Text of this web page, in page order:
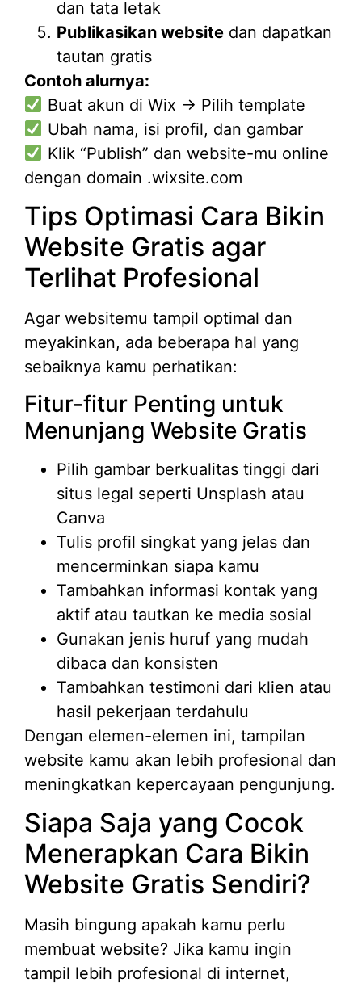
dan tata letak
Publikasikan website dan dapatkan
tautan gratis
Contoh alurnya:
Buat akun di Wix → Pilih template
Ubah nama, isi profil, dan gambar
Klik “Publish” dan website-mu online
dengan domain .wixsite.com
Tips Optimasi Cara Bikin
Website Gratis agar
Terlihat Profesional
Agar websitemu tampil optimal dan
meyakinkan, ada beberapa hal yang
sebaiknya kamu perhatikan:
Fitur-fitur Penting untuk
Menunjang Website Gratis
Pilih gambar berkualitas tinggi dari
situs legal seperti Unsplash atau
Canva
Tulis profil singkat yang jelas dan
mencerminkan siapa kamu
Tambahkan informasi kontak yang
aktif atau tautkan ke media sosial
Gunakan jenis huruf yang mudah
dibaca dan konsisten
Tambahkan testimoni dari klien atau
hasil pekerjaan terdahulu
Dengan elemen-elemen ini, tampilan
website kamu akan lebih profesional dan
meningkatkan kepercayaan pengunjung.
Siapa Saja yang Cocok
Menerapkan Cara Bikin
Website Gratis Sendiri?
Masih bingung apakah kamu perlu
membuat website? Jika kamu ingin
tampil lebih profesional di internet,